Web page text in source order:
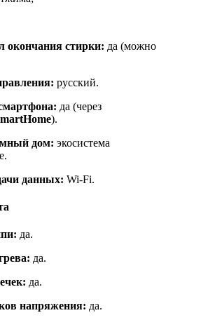
окончания стирки: да (можно
русский.
да (через
).
дом: экосистема
данных: Wi‑Fi.
да.
да.
да.
напряжения: да.